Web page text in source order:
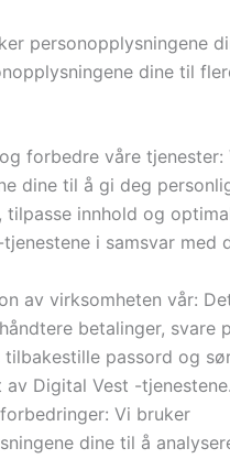
personopplysningene
dine til
forbedre våre tjenester:
dine til å gi deg
tilpasse innhold og
i samsvar med
av virksomheten vår:
betalinger, svare
tilbakestille passord og
Digital Vest -tjenestene.
Vi bruker
dine til å